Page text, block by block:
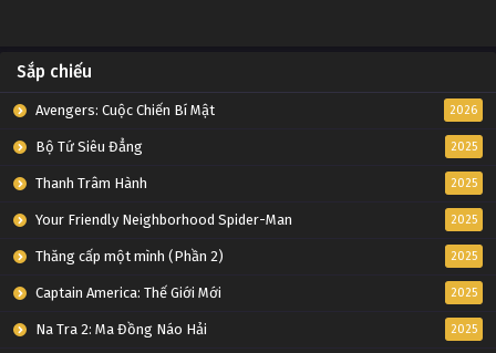
Sắp chiếu
Avengers: Cuộc Chiến Bí Mật 2026
Bộ Tứ Siêu Đẳng 2025
Thanh Trâm Hành 2025
Your Friendly Neighborhood Spider-Man 2025
Thăng cấp một mình (Phần 2) 2025
Captain America: Thế Giới Mới 2025
Na Tra 2: Ma Đồng Náo Hải 2025